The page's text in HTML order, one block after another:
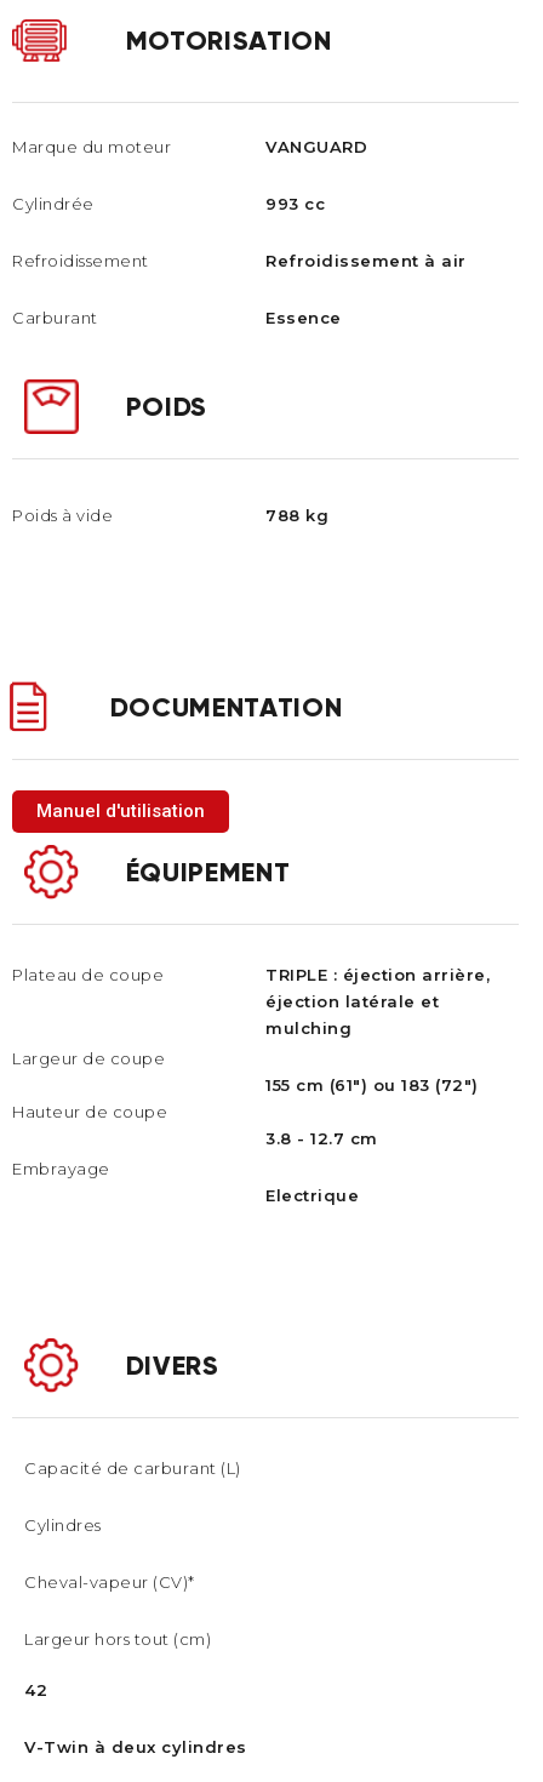
MOTORISATION
Marque du moteur
Cylindrée
Refroidissement
Carburant
VANGUARD
993 cc
Refroidissement à air
Essence
POIDS
Poids à vide 788 kg
DOCUMENTATION
Manuel d'utilisation
ÉQUIPEMENT
Plateau de coupe
Largeur de coupe
Hauteur de coupe
Embrayage
TRIPLE : éjection arrière,
éjection latérale et
mulching
155 cm (61") ou 183 (72")
3.8 - 12.7 cm
Electrique
DIVERS
Capacité de carburant (L)
Cylindres
Cheval-vapeur (CV)*
Largeur hors tout (cm)
42
V-Twin à deux cylindres